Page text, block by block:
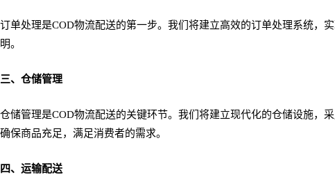
订单处理是COD物流配送的第一步。我们将建立高效的订单处理系统，
明。
三、仓储管理
仓储管理是COD物流配送的关键环节。我们将建立现代化的仓储设施，
确保商品充足，满足消费者的需求。
四、运输配送